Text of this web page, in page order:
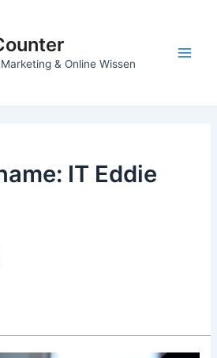
Marketing & Online Wissen
IT Eddie